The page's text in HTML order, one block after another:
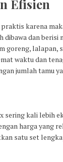
Efisien
karena
dibawa dan berisi
goreng, lalapan,
waktu dan
jumlah tamu
sering kali lebih
harga yang
satu set